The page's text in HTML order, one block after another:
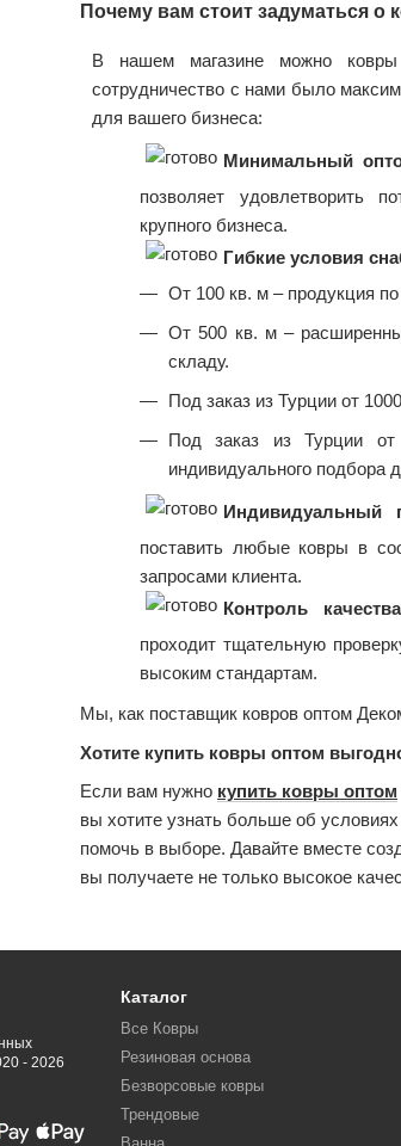
Почему вам стоит задуматься о
В нашем магазине можно
сотрудничество с нами было
для вашего бизнеса:
Минимальный
позволяет удовлетворить
крупного бизнеса.
Гибкие условия
От 100 кв. м – продукция
От 500 кв. м –
складу.
Под заказ из Турции от
Под заказ из Турции
индивидуального подбора
Индивидуальный
поставить любые ковры в
запросами клиента.
Контроль
проходит тщательную
высоким стандартам.
Мы, как поставщик ковров оптом
Хотите купить ковры оптом
Если вам нужно купить ковры оптом
вы хотите узнать больше об
помочь в выборе. Давайте вместе
вы получаете не только высокое
- 2026
Каталог
Все Ковры
Резиновая основа
Безворсовые ковры
Трендовые